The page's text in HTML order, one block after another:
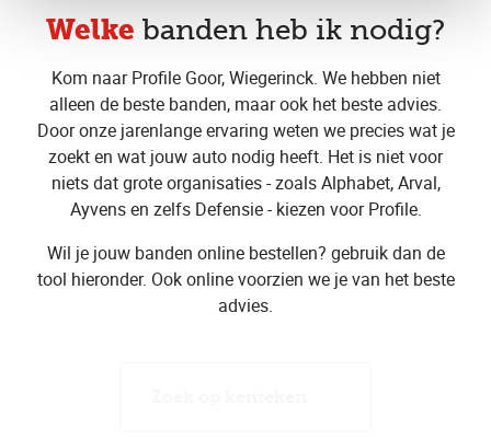
Welke banden heb ik nodig?
Kom naar Profile Goor, Wiegerinck. We hebben niet
alleen de beste banden, maar ook het beste advies.
Door onze jarenlange ervaring weten we precies wat je
zoekt en wat jouw auto nodig heeft. Het is niet voor
niets dat grote organisaties - zoals Alphabet, Arval,
Ayvens en zelfs Defensie - kiezen voor Profile.
Wil je jouw banden online bestellen? gebruik dan de
tool hieronder. Ook online voorzien we je van het beste
advies.